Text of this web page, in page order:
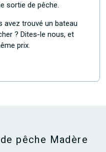
sortie de pêche.
avez trouvé un bateau
? Dites-le nous, et
prix.
pêche Madère